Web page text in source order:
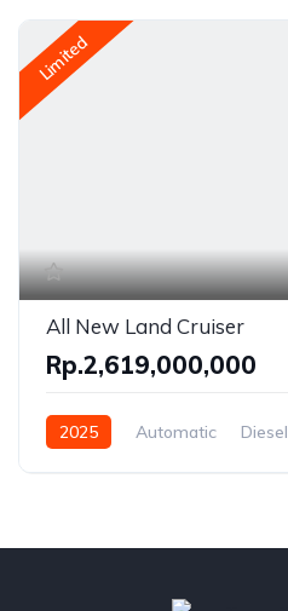
Limited
All New Land Cruiser
Rp.2,619,000,000
2025 Automatic Diesel